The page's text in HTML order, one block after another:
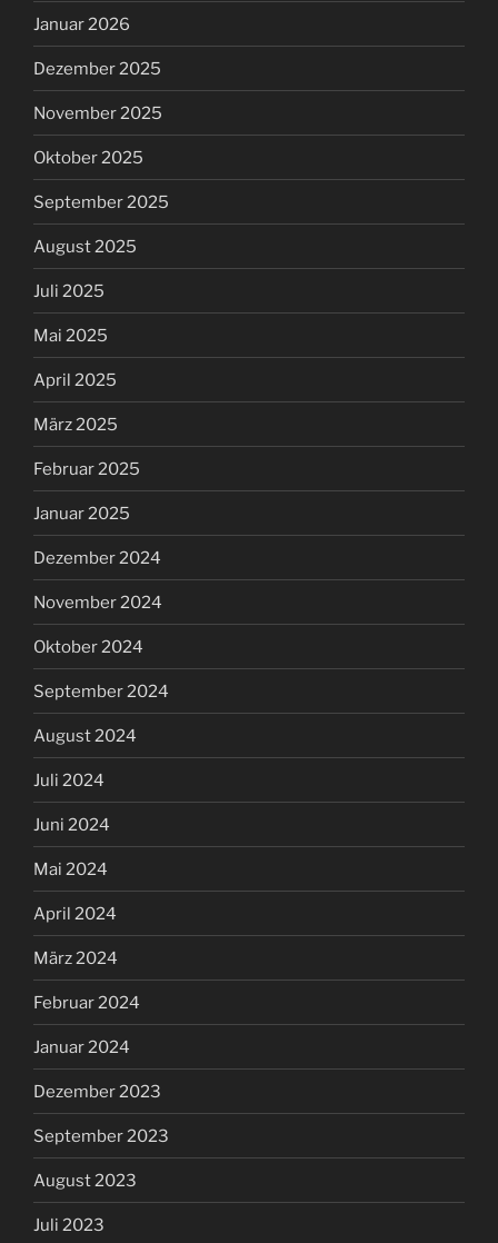
Januar 2026
Dezember 2025
November 2025
Oktober 2025
September 2025
August 2025
Juli 2025
Mai 2025
April 2025
März 2025
Februar 2025
Januar 2025
Dezember 2024
November 2024
Oktober 2024
September 2024
August 2024
Juli 2024
Juni 2024
Mai 2024
April 2024
März 2024
Februar 2024
Januar 2024
Dezember 2023
September 2023
August 2023
Juli 2023